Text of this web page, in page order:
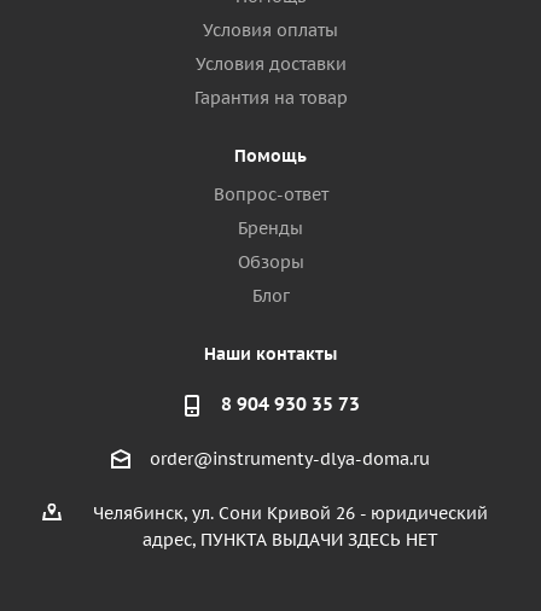
Условия оплаты
Условия доставки
Гарантия на товар
Помощь
Вопрос-ответ
Бренды
Обзоры
Блог
Наши контакты
8 904 930 35 73
order@instrumenty-dlya-doma.ru
Челябинск, ул. Сони Кривой 26 - юридический
адрес, ПУНКТА ВЫДАЧИ ЗДЕСЬ НЕТ